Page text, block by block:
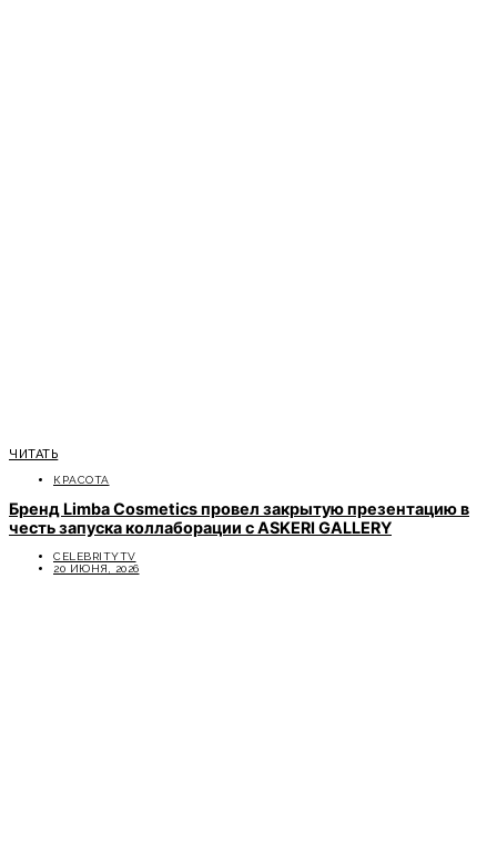
ЧИТАТЬ
КРАСОТА
Бренд Limba Cosmetics провел закрытую презентацию в
честь запуска коллаборации с ASKERI GALLERY
CELEBRITYTV
20 ИЮНЯ, 2026